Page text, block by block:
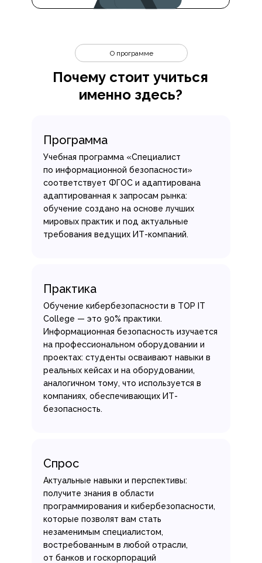
Почему стоит учиться
именно здесь?
О программе
Программа
Учебная программа «Специалист
по информационной безопасности»
соответствует ФГОС и адаптирована
адаптированная к запросам рынка:
обучение создано на основе лучших
мировых практик и под актуальные
требования ведущих ИТ-компаний.
Практика
Обучение кибербезопасности в TOP IT
College — это 90% практики.
Информационная безопасность изучается
на профессиональном оборудовании и
проектах: студенты осваивают навыки в
реальных кейсах и на оборудовании,
аналогичном тому, что используется в
компаниях, обеспечивающих ИТ-
безопасность.
Актуальные навыки и перспективы:
получите знания в области
программирования и кибербезопасности,
которые позволят вам стать
незаменимым специалистом,
востребованным в любой отрасли,
от банков и госкорпораций
Спрос